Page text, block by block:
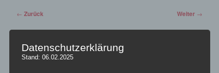
Beitrags-
← Zurück Weiter →
Wir gratulieren Gerhard
Datenschutzerklärung
Stand: 06.02.2025